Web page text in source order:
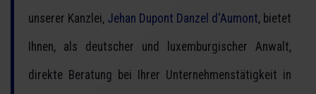
unserer Kanzlei, Jehan Dupont Danzel d'Aumont, bietet
Ihnen, als deutscher und luxemburgischer Anwalt,
direkte Beratung bei Ihrer Unternehmenstätigkeit in